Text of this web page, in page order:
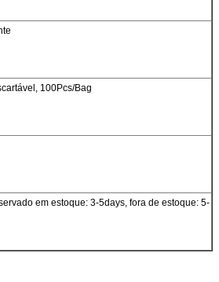
100Pcs/Bag
em estoque: 3-5days, fora de estoque: 5-